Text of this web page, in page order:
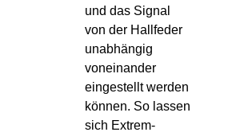
und das Signal
von der Hallfeder
unabhängig
voneinander
eingestellt werden
können. So lassen
sich Extrem-